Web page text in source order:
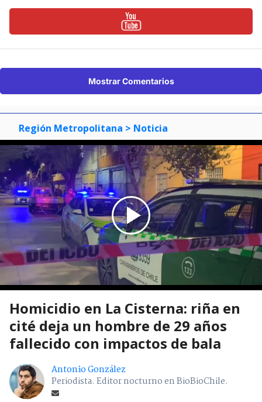
Mostrar Comentarios
Región Metropolitana > Noticia
Homicidio en La Cisterna: riña en
cité deja un hombre de 29 años
fallecido con impactos de bala
Antonio González
Periodista. Editor nocturno en BioBioChile.